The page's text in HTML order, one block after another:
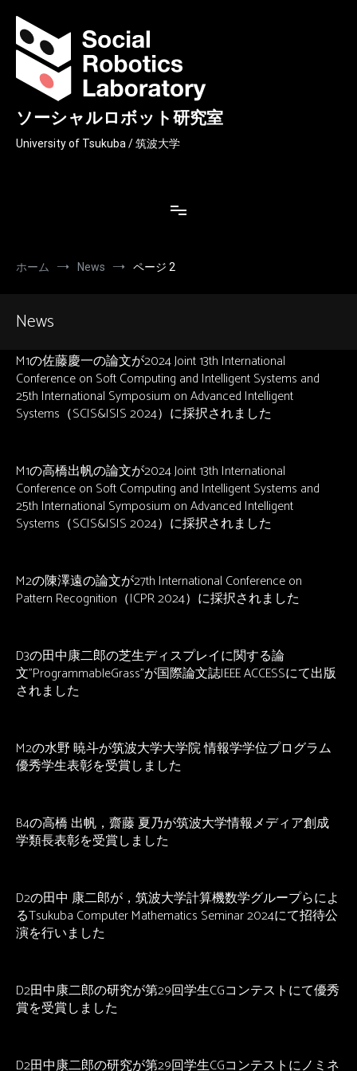
ソーシャルロボット研究室
University of Tsukuba / 筑波大学
ホーム News ページ 2
News
M1の佐藤慶一の論文が2024 Joint 13th International
Conference on Soft Computing and Intelligent Systems and
25th International Symposium on Advanced Intelligent
Systems（SCIS&ISIS 2024）に採択されました
M1の高橋出帆の論文が2024 Joint 13th International
Conference on Soft Computing and Intelligent Systems and
25th International Symposium on Advanced Intelligent
Systems（SCIS&ISIS 2024）に採択されました
M2の陳澤遠の論文が27th International Conference on
Pattern Recognition（ICPR 2024）に採択されました
D3の田中康二郎の芝生ディスプレイに関する論
文”ProgrammableGrass”が国際論文誌IEEE ACCESSにて出版
されました
M2の水野 暁斗が筑波大学大学院 情報学学位プログラム
優秀学生表彰を受賞しました
B4の高橋 出帆，齋藤 夏乃が筑波大学情報メディア創成
学類長表彰を受賞しました
D2の田中 康二郎が，筑波大学計算機数学グループらによ
るTsukuba Computer Mathematics Seminar 2024にて招待公
演を行いました
D2田中康二郎の研究が第29回学生CGコンテストにて優秀
賞を受賞しました
D2田中康二郎の研究が第29回学生CGコンテストにノミネ